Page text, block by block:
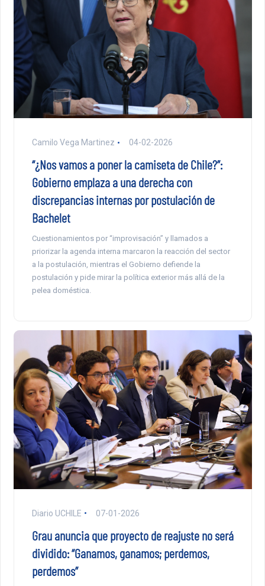
Camilo Vega Martinez 04-02-2026
“¿Nos vamos a poner la camiseta de Chile?”:
Gobierno emplaza a una derecha con
discrepancias internas por postulación de
Bachelet
Cuestionamientos por “improvisación” y llamados a
priorizar la agenda interna marcaron la reacción del sector
a la postulación, mientras el Gobierno defiende la
postulación y pide mirar la política exterior más allá de la
pelea doméstica.
Diario UCHILE 07-01-2026
Grau anuncia que proyecto de reajuste no será
dividido: “Ganamos, ganamos; perdemos,
perdemos”